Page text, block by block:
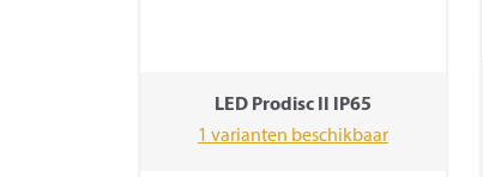
LED Prodisc II IP65
1 varianten beschikbaar